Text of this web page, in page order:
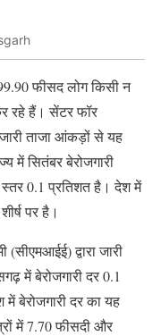
फीसद लोग किसी न
रहे हैं। सेंटर फॉर
जारी ताजा आंकड़ों से यह
में सितंबर बेरोजगारी
0.1 प्रतिशत है। देश में
पर है।
(सीएमआईई) द्वारा जारी
में बेरोजगारी दर 0.1
बेरोजगारी दर का यह
में 7.70 फीसदी और